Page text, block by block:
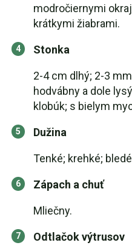
modročiernymi
krátkymi žiabrami.
Stonka
2-4 cm dlhý; 2-3
hodvábny a dole
klobúk; s bielym
Dužina
Tenké; krehké;
Zápach a chuť
Mliečny.
Odtlačok výtrusov